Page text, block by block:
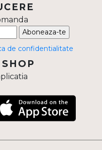
Aboneaza-te
de confidentialitate